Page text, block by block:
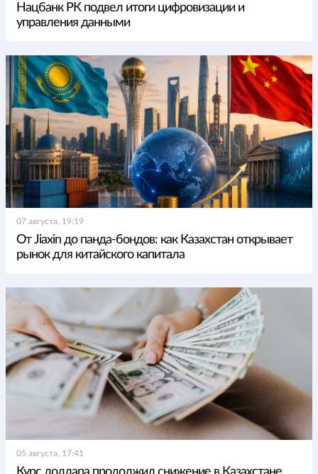
Нацбанк РК подвел итоги цифровизации и
управления данными
07 августа, 19:19
От Jiaxin до панда-бондов: как Казахстан открывает
рынок для китайского капитала
05 августа, 17:41